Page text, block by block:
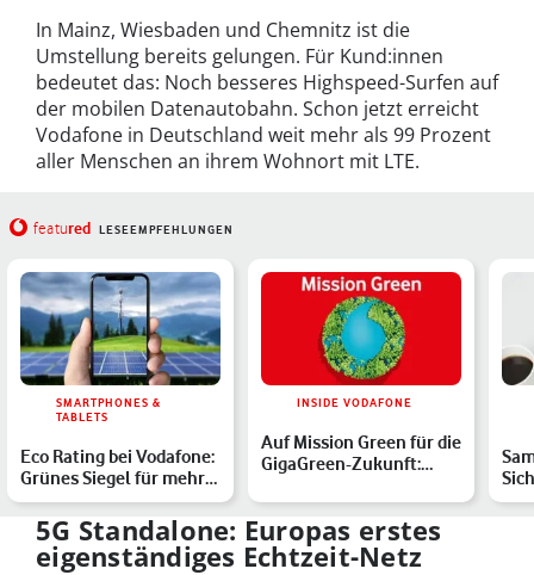
In Mainz, Wiesbaden und Chemnitz ist die
Umstellung bereits gelungen. Für Kund:innen
bedeutet das: Noch besseres Highspeed-Surfen auf
der mobilen Datenautobahn. Schon jetzt erreicht
Vodafone in Deutschland weit mehr als 99 Prozent
aller Menschen an ihrem Wohnort mit LTE.
featured LESEEMPFEHLUNGEN
SMARTPHONES &
TABLETS
Eco Rating bei Vodafone:
Grünes Siegel für mehr
Nachhaltigkeit im…
INSIDE VODAFONE
Auf Mission Green für die
GigaGreen-Zukunft:
Juli
5G Standalone: Europas erstes
eigenständiges Echtzeit-Netz